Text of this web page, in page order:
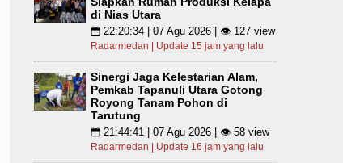
di Nias Utara
📅 22:20:34 | 07 Agu 2026 | 👁 127 view
Radarmedan | Update 15 jam yang lalu
Sinergi Jaga Kelestarian Alam,
Pemkab Tapanuli Utara Gotong
Royong Tanam Pohon di
Tarutung
📅 21:44:41 | 07 Agu 2026 | 👁 58 view
Radarmedan | Update 16 jam yang lalu